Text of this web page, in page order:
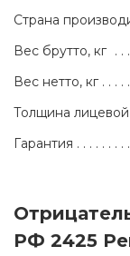
Страна
Вес брутто, кг
Вес нетто, кг
Толщина
Гарантия
РФ 2425